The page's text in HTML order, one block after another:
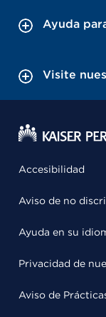
Ayuda
Visite
Accesibilidad
Aviso de no
Ayuda en su
Privacidad de
Aviso de